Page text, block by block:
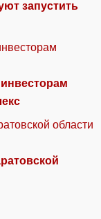
запустить